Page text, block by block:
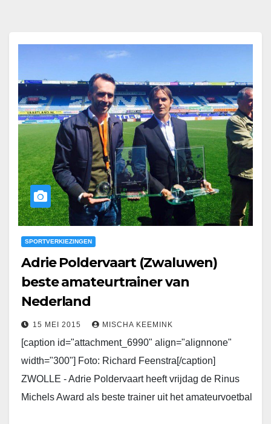
SPORTVERKIEZINGEN
Adrie Poldervaart (Zwaluwen)
beste amateurtrainer van
Nederland
15 MEI 2015 MISCHA KEEMINK
[caption id="attachment_6990" align="alignnone"
width="300"] Foto: Richard Feenstra[/caption]
ZWOLLE - Adrie Poldervaart heeft vrijdag de Rinus
Michels Award als beste trainer uit het amateurvoetbal